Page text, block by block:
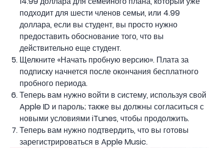
подходит для шести членов семьи, или 4.99
доллара, если вы студент, вы просто нужно
предоставить обоснование того, что вы
действительно еще студент.
Щелкните «Начать пробную версию». Плата за
подписку начнется после окончания бесплатного
пробного периода.
Теперь вам нужно войти в систему, используя свой
Apple ID и пароль; также вы должны согласиться с
новыми условиями iTunes, чтобы продолжить.
Теперь вам нужно подтвердить, что вы готовы
зарегистрироваться в Apple Music.